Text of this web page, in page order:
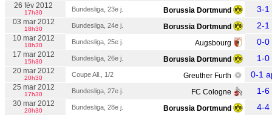
26 fév 2012
17h30 Bundesliga, 23e j. Borussia Dortmund 3-1
03 mar 2012
18h30 Bundesliga, 24e j. Borussia Dortmund 2-1
10 mar 2012
18h30 Bundesliga, 25e j. Augsbourg 0-0
17 mar 2012
15h30 Bundesliga, 26e j. Borussia Dortmund 1-0
20 mar 2012
20h30 Coupe All., 1/2 Greuther Furth 0-1
25 mar 2012
17h30 Bundesliga, 27e j. FC Cologne 1-6
30 mar 2012
20h30 Bundesliga, 28e j. Borussia Dortmund 4-4